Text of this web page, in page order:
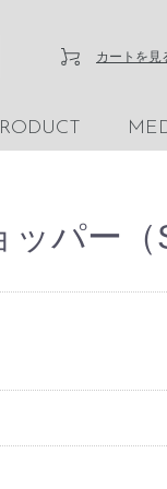
カートを見
パー（